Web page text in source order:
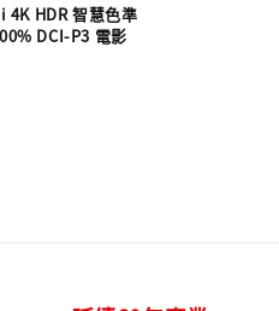
4K HDR 智慧色準
DCI-P3 電影